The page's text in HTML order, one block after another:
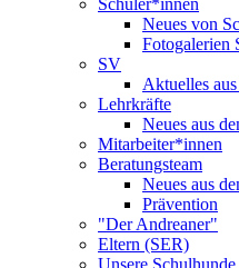
Schüler*innen
Neues von
Fotogalerien
SV
Aktuelles
Lehrkräfte
Neues aus
Mitarbeiter*innen
Beratungsteam
Neues aus
Prävention
"Der Andreaner"
Eltern (SER)